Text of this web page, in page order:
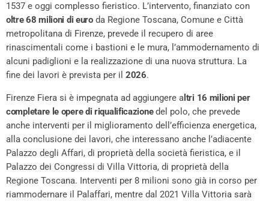
1537 e oggi complesso fieristico. L’intervento, finanziato con
oltre 68 milioni di euroda Regione Toscana, Comune e Città
metropolitana di Firenze, prevede il recupero di aree
rinascimentali come i bastioni e le mura, l’ammodernamento di
alcuni padiglioni e la realizzazione di una nuova struttura. La
fine dei lavori è prevista per il 2026.
Firenze Fiera si è impegnata ad aggiungere a ltri 16 milioni per
completare le opere di riqualificazionedel polo, che prevede
anche interventi per il miglioramento dell’efficienza energetica,
alla conclusione dei lavori, che interessano anche l’adiacente
Palazzo degli Affari, di proprietà della società fieristica, e il
Palazzo dei Congressi di Villa Vittoria, di proprietà della
Regione Toscana. Interventi per 8 milioni sono già in corso per
riammodernare il Palaffari, mentre dal 2021 Villa Vittoria sarà